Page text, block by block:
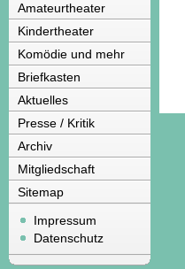
Amateurtheater
Kindertheater
Komödie und mehr
Briefkasten
Aktuelles
Presse / Kritik
Archiv
Mitgliedschaft
Sitemap
Impressum
Datenschutz